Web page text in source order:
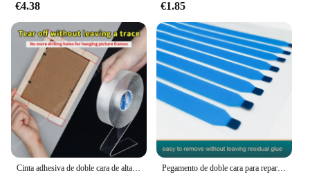
€4.38 €1.85
Cinta adhesiva de doble cara de alta resistencia, Nano cinta adhesiva de doble cara, cinta de montaje transparente, tiras adhesivas para colgar imágenes, cinta para póster Pegamento de doble cara para reparación de pantalla de ordenador portátil, montaje de cinta LCD, reacondicionamiento, grueso, 0,3mm